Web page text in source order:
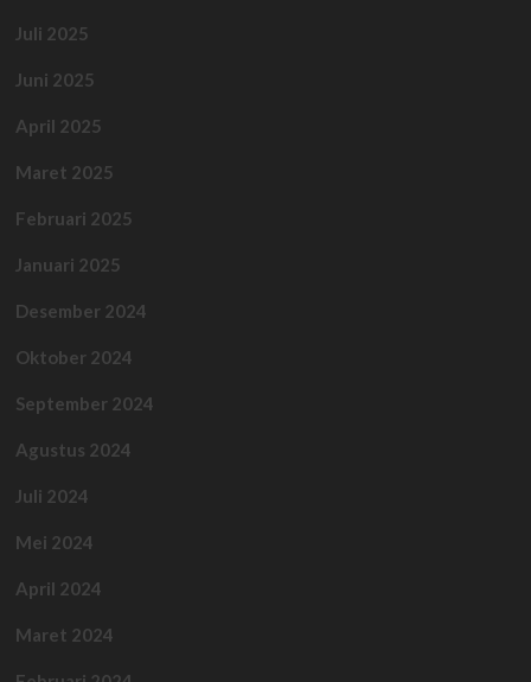
Juli 2025
Juni 2025
April 2025
Maret 2025
Februari 2025
Januari 2025
Desember 2024
Oktober 2024
September 2024
Agustus 2024
Juli 2024
Mei 2024
April 2024
Maret 2024